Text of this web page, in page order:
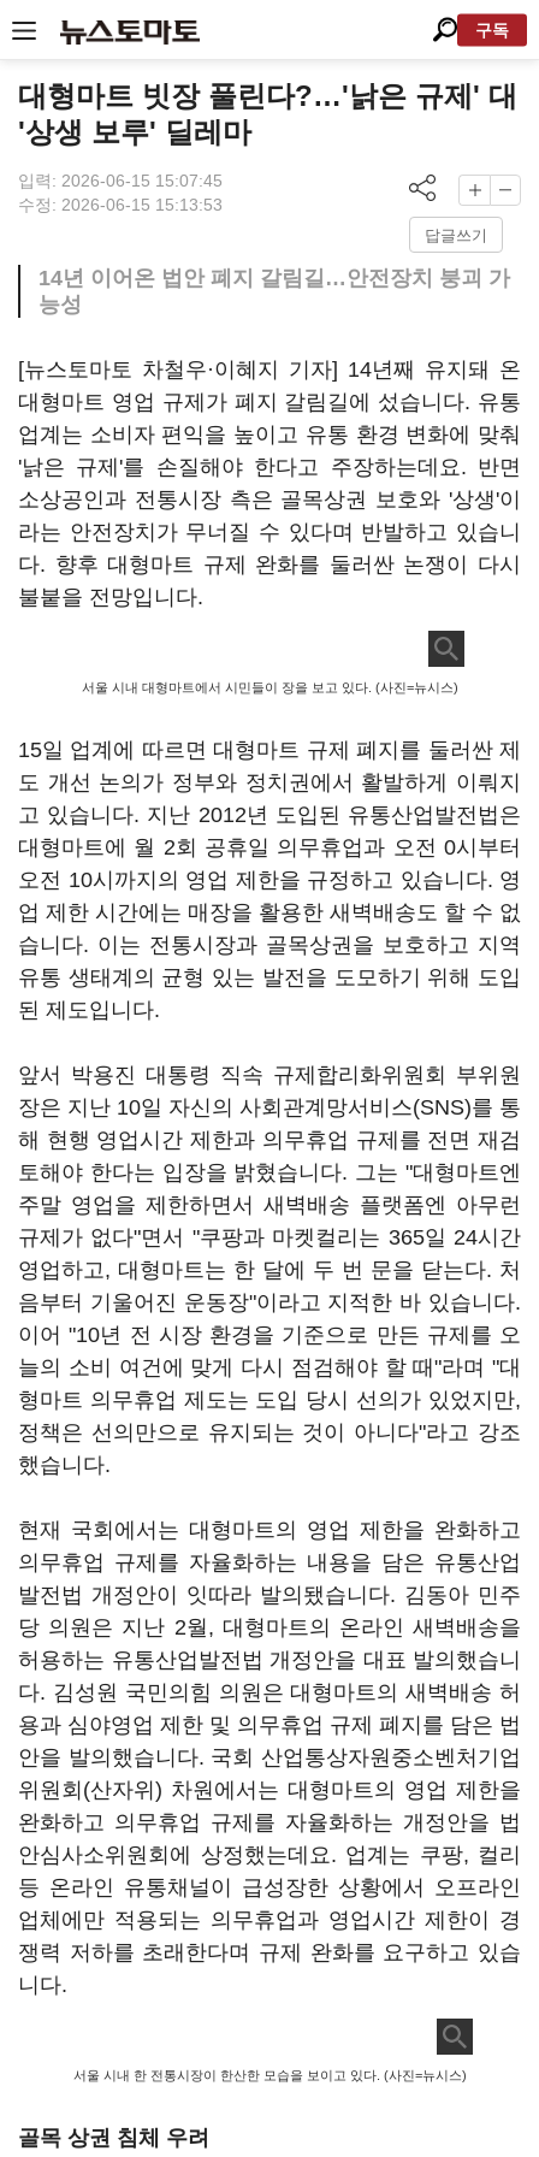
구독
대형마트 빗장 풀린다?…'낡은 규제' 대
'상생 보루' 딜레마
입력: 2026-06-15 15:07:45
수정: 2026-06-15 15:13:53
답글쓰기
14년 이어온 법안 폐지 갈림길…안전장치 붕괴 가
능성
[뉴스토마토 차철우·이혜지 기자] 14년째 유지돼 온
대형마트 영업 규제가 폐지 갈림길에 섰습니다. 유통
업계는 소비자 편익을 높이고 유통 환경 변화에 맞춰
'낡은 규제'를 손질해야 한다고 주장하는데요. 반면
소상공인과 전통시장 측은 골목상권 보호와 '상생'이
라는 안전장치가 무너질 수 있다며 반발하고 있습니
다. 향후 대형마트 규제 완화를 둘러싼 논쟁이 다시
불붙을 전망입니다.
서울 시내 대형마트에서 시민들이 장을 보고 있다. (사진=뉴시스)
15일 업계에 따르면 대형마트 규제 폐지를 둘러싼 제
도 개선 논의가 정부와 정치권에서 활발하게 이뤄지
고 있습니다. 지난 2012년 도입된 유통산업발전법은
대형마트에 월 2회 공휴일 의무휴업과 오전 0시부터
오전 10시까지의 영업 제한을 규정하고 있습니다. 영
업 제한 시간에는 매장을 활용한 새벽배송도 할 수 없
습니다. 이는 전통시장과 골목상권을 보호하고 지역
유통 생태계의 균형 있는 발전을 도모하기 위해 도입
된 제도입니다.
앞서 박용진 대통령 직속 규제합리화위원회 부위원
장은 지난 10일 자신의 사회관계망서비스(SNS)를 통
해 현행 영업시간 제한과 의무휴업 규제를 전면 재검
토해야 한다는 입장을 밝혔습니다. 그는 "대형마트엔
주말 영업을 제한하면서 새벽배송 플랫폼엔 아무런
규제가 없다"면서 "쿠팡과 마켓컬리는 365일 24시간
영업하고, 대형마트는 한 달에 두 번 문을 닫는다. 처
음부터 기울어진 운동장"이라고 지적한 바 있습니다.
이어 "10년 전 시장 환경을 기준으로 만든 규제를 오
늘의 소비 여건에 맞게 다시 점검해야 할 때"라며 "대
형마트 의무휴업 제도는 도입 당시 선의가 있었지만,
정책은 선의만으로 유지되는 것이 아니다"라고 강조
했습니다.
현재 국회에서는 대형마트의 영업 제한을 완화하고
의무휴업 규제를 자율화하는 내용을 담은 유통산업
발전법 개정안이 잇따라 발의됐습니다. 김동아 민주
당 의원은 지난 2월, 대형마트의 온라인 새벽배송을
허용하는 유통산업발전법 개정안을 대표 발의했습니
다. 김성원 국민의힘 의원은 대형마트의 새벽배송 허
용과 심야영업 제한 및 의무휴업 규제 폐지를 담은 법
안을 발의했습니다. 국회 산업통상자원중소벤처기업
위원회(산자위) 차원에서는 대형마트의 영업 제한을
완화하고 의무휴업 규제를 자율화하는 개정안을 법
안심사소위원회에 상정했는데요. 업계는 쿠팡, 컬리
등 온라인 유통채널이 급성장한 상황에서 오프라인
업체에만 적용되는 의무휴업과 영업시간 제한이 경
쟁력 저하를 초래한다며 규제 완화를 요구하고 있습
니다.
서울 시내 한 전통시장이 한산한 모습을 보이고 있다. (사진=뉴시스)
골목 상권 침체 우려